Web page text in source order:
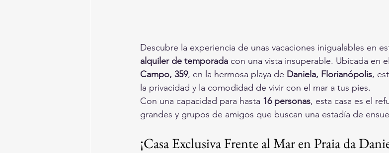
Descubre la experiencia de unas vacaciones inigualables en
alquiler de temporada con una vista insuperable. Ubicada en el
Campo, 359, en la hermosa playa de Daniela, Florianópolis,
la privacidad y la comodidad de vivir con el mar a tus pies.
Con una capacidad para hasta 16 personas, esta casa es el
grandes y grupos de amigos que buscan una estadía de
¡Casa Exclusiva Frente al Mar en Praia da